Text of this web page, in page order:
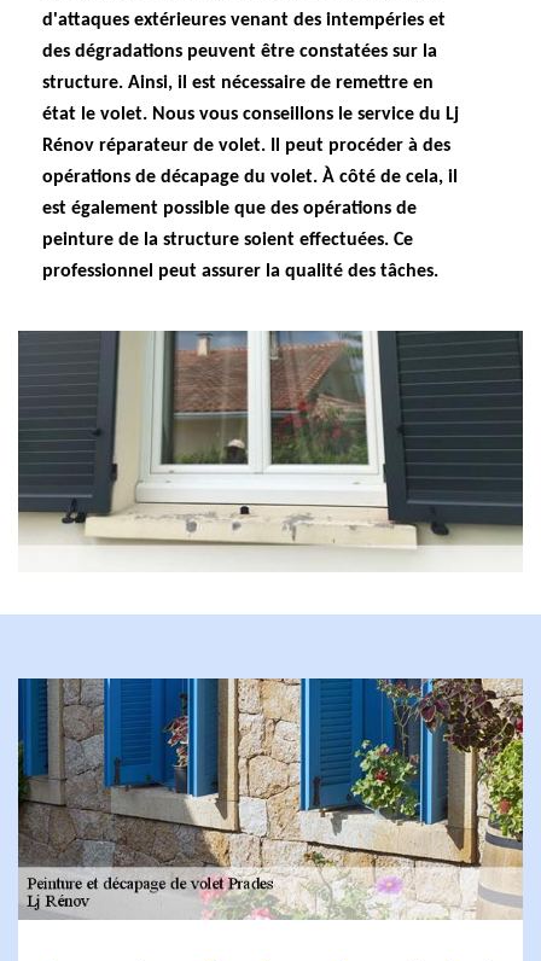
d'attaques extérieures venant des intempéries et
des dégradations peuvent être constatées sur la
structure. Ainsi, il est nécessaire de remettre en
état le volet. Nous vous conseillons le service du Lj
Rénov réparateur de volet. Il peut procéder à des
opérations de décapage du volet. À côté de cela, il
est également possible que des opérations de
peinture de la structure soient effectuées. Ce
professionnel peut assurer la qualité des tâches.